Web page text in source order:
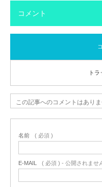
コメント
ト
この記事へのコメントはありま
名前 ( 必須 )
E-MAIL ( 必須 ) - 公開されませ